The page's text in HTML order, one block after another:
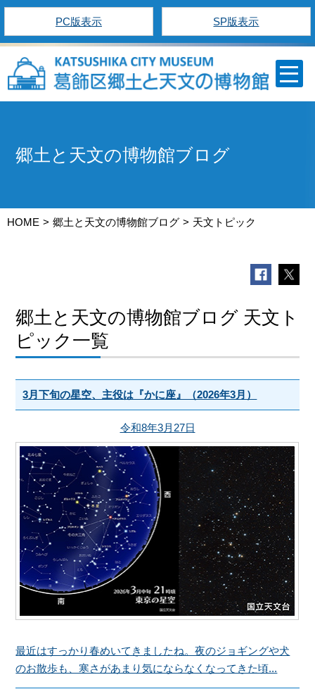
PC版表示 SP版表示
郷土と天文の博物館ブログ
HOME 郷土と天文の博物館ブログ 天文トピック
郷土と天文の博物館ブログ 天文ト
ピック一覧
3月下旬の星空、主役は『かに座』（2026年3月）
令和8年3月27日
最近はすっかり春めいてきましたね。夜のジョギングや犬
のお散歩も、寒さがあまり気にならなくなってきた頃...